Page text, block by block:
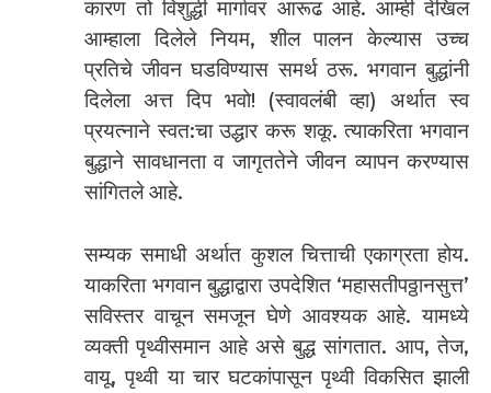
कारण तो विशुद्धी मार्गावर आरूढ आहे. आम्ही देखिल
आम्हाला दिलेले नियम, शील पालन केल्यास उच्च
प्रतिचे जीवन घडविण्यास समर्थ ठरू. भगवान बुद्धांनी
दिलेला अत्त दिप भवो! (स्वावलंबी व्हा) अर्थात स्व
प्रयत्नाने स्वत:चा उद्धार करू शकू. त्याकरिता भगवान
बुद्धाने सावधानता व जागृततेने जीवन व्यापन करण्यास
सांगितले आहे.
सम्यक समाधी अर्थात कुशल चित्ताची एकाग्रता होय.
याकरिता भगवान बुद्धाद्वारा उपदेशित ‘महासतीपठ्ठानसुत्त’
सविस्तर वाचून समजून घेणे आवश्यक आहे. यामध्ये
व्यक्ती पृथ्वीसमान आहे असे बुद्ध सांगतात. आप, तेज,
वायू, पृथ्वी या चार घटकांपासून पृथ्वी विकसित झाली